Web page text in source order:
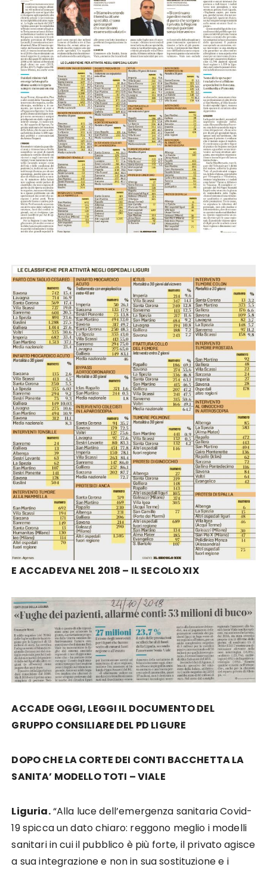
E ACCADEVA NEL 2018 – IL SECOLO XIX
ACCADE OGGI, LEGGI IL DOCUMENTO DEL
GRUPPO CONSILIARE DEL PD LIGURE
DOPO CHE LA CORTE DEI CONTI BACCHETTA LA
SANITA’ MODELLO TOTI – VIALE
Liguria.“Alla luce dell’emergenza sanitaria Covid-
19 spicca un dato chiaro: reggono meglio i modelli
sanitari in cui il pubblico è più forte, il privato agisce
a sua integrazione e non in sua sostituzione e i